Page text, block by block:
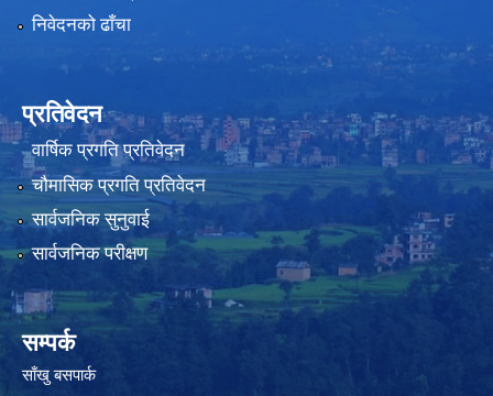
निवेदनको ढाँचा
प्रतिवेदन
वार्षिक प्रगति प्रतिवेदन
चौमासिक प्रगति प्रतिवेदन
सार्वजनिक सुनुवाई
सार्वजनिक परीक्षण
सम्पर्क
साँखु बसपार्क